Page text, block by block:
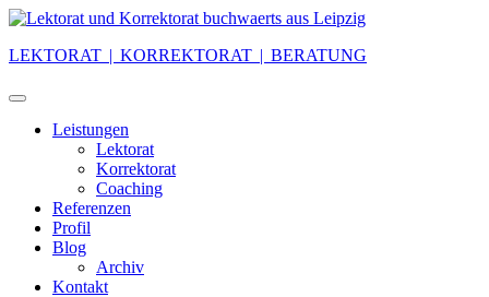
Skip
content
LEKTORAT | KORREKTORAT | BERATUNG
Leistungen
Lektorat
Korrektorat
Coaching
Referenzen
Profil
Blog
Archiv
Kontakt